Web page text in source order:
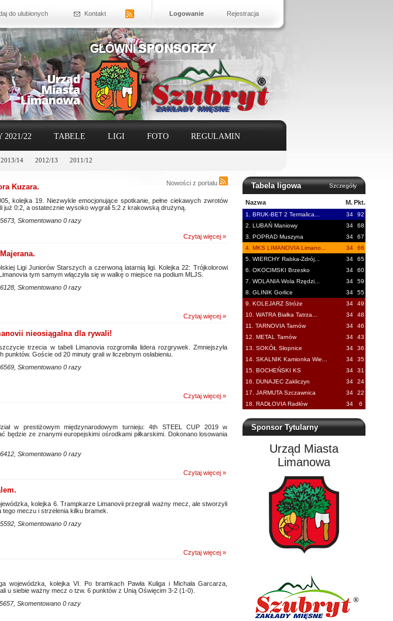
do ulubionych Kontakt Logowanie Rejestracja
2013/14 2012/13 2011/12
2021/22 TABELE LIGI FOTO REGULAMIN
Tabela ligowa Szczegóły
Nazwa M. Pkt.
1. BRUK-BET 2 Termalica... 34
92
2. LUBAŃ Maniowy
34
68
3. POPRAD Muszyna
34
67
4. MKS LIMANOVIA Limano...
34
66
5. WIERCHY Rabka-Zdrój...
34
65
6. OKOCIMSKI Brzesko
34
60
7. WOLANIA Wola Rzędzi...
34
59
8. GLINIK Gorlice
34
55
9. KOLEJARZ Stróże
34
49
10. WATRA Białka Tatrza...
34
48
11. TARNOVIA Tarnów
34
46
12. METAL Tarnów
34
43
13. SOKÓŁ Słopnice
34
36
14. SKALNIK Kamionka Wie...
34
35
15. BOCHEŃSKI KS
34
31
16. DUNAJEC Zakliczyn
34
24
17. JARMUTA Szczawnica
34
22
18. RADŁOVIA Radłów
34 6
Sponsor Tytularny
Urząd Miasta
Limanowa
Kuzara.
kolejka 19. Niezwykle emocjonujące spotkanie, pełne ciekawych zwrotów
0:2, a ostatecznie wysoko wygrali 5:2 z krakowską drużyną.
Czytaj więcej »
Skomentowano 0 razy
Ligi Juniorów Starszych a czerwoną latarnią ligi. Kolejka 22: Trójkolorowi
tym samym włączyła się w walkę o miejsce na podium MLJS.
Czytaj więcej »
Skomentowano 0 razy
nieosiągalna dla rywali!
trzecia w tabeli Limanovia rozgromiła lidera rozgrywek. Zmniejszyła
Goście od 20 minuty grali w liczebnym osłabieniu.
Czytaj więcej »
Skomentowano 0 razy
w prestiżowym międzynarodowym turnieju: 4th STEEL CUP 2019 w
będzie ze znanymi europejskimi ośrodkami piłkarskimi. Dokonano losowania
Czytaj więcej »
Skomentowano 0 razy
kolejka 6. Trampkarze Limanovii przegrali ważny mecz, ale stworzyli
meczu i strzelenia kilku bramek.
Czytaj więcej »
Skomentowano 0 razy
wojewódzka, kolejka VI. Po bramkach Pawła Kuliga i Michała Garcarza,
u siebie ważny mecz o tzw. 6 punktów z Unią Oświęcim 3-2 (1-0).
Skomentowano 0 razy
Nowości z portalu